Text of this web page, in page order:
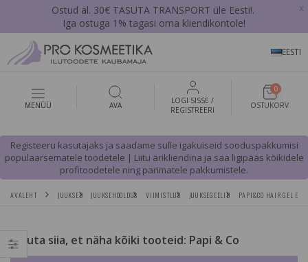
Ostud al. 30€ TASUTA TRANSPORT üle Eesti!.
Iga ostuga 1% tagasi oma kliendikontole!
x
EESTI
MENÜÜ AVA
LOGI SISSE /
REGISTREERI
0
OSTUKORV
Registeeru kasutajaks ja saadame sulle igakuiseid sooduspakkumisi
populaarsematele toodetele | Liitu ärikliendina ja saa ligipääs kõikidele
profitoodetele ning parimatele pakkumistele.
AVALEHT JUUKSED JUUKSEHOOLDUS VIIMISTLUS JUUKSEGEELID PAPI&CO HAIR GEL
Vajuta siia, et näha kõiki tooteid: Papi & Co